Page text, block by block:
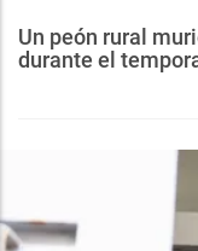
Un peón rural
durante el